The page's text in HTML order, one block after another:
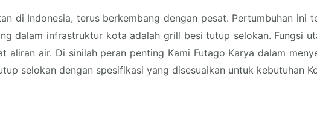
di Indonesia, terus berkembang dengan pesat. Pertumbuhan ini
dalam infrastruktur kota adalah grill besi tutup selokan. Fungsi
aliran air. Di sinilah peran penting Kami Futago Karya dalam
selokan dengan spesifikasi yang disesuaikan untuk kebutuhan